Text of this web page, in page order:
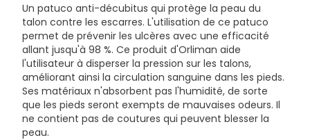
Un patuco anti-décubitus qui protège la peau du
talon contre les escarres. L'utilisation de ce patuco
permet de prévenir les ulcères avec une efficacité
allant jusqu'à 98 %. Ce produit d'Orliman aide
l'utilisateur à disperser la pression sur les talons,
améliorant ainsi la circulation sanguine dans les pieds.
Ses matériaux n'absorbent pas l'humidité, de sorte
que les pieds seront exempts de mauvaises odeurs. Il
ne contient pas de coutures qui peuvent blesser la
peau.